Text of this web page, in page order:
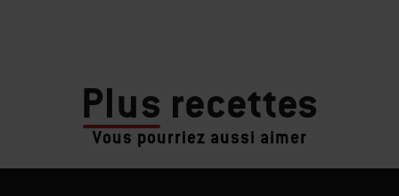
Plus recettes
Vous pourriez aussi aimer